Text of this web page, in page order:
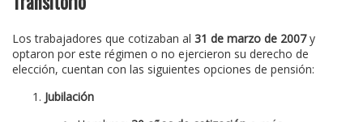
Los trabajadores que cotizaban al 31 de marzo de 2007y
optaron por este régimen o no ejercieron su derecho de
elección, cuentan con las siguientes opciones de pensión:
Jubilación